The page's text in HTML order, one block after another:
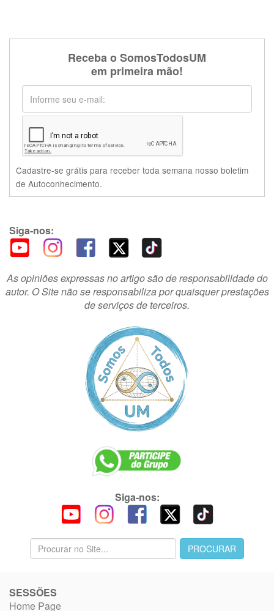
Receba o SomosTodosUM
em primeira mão!
Cadastre-se grátis para receber toda semana nosso boletim
de Autoconhecimento.
Siga-nos:
As opiniões expressas no artigo são de responsabilidade do
autor. O Site não se responsabiliza por quaisquer prestações
de serviços de terceiros.
Siga-nos:
SESSÕES
Home Page